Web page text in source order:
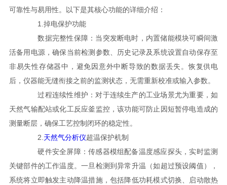
可靠性与易用性。以下是其核心功能的详细介绍：
1.掉电保护功能
数据完整性保障：当突发断电时，内置储能模块可瞬间激
活备用电源，确保当前检测参数、历史记录及系统设置自动保存至
非易失性存储器中，避免因意外中断导致的数据丢失。恢复供电
后，仪器能无缝衔接之前的监测状态，无需重新校准或输入参数。
过程连续性维护：对于连续生产的工业场景尤为重要，如
天然气输配站或化工反应釜监控，该功能可防止因短暂停电造成的
测量断层，确保工艺控制闭环的稳定性。
2. 天然气分析仪超温保护机制
硬件安全屏障：传感器模组配备温度感应探头，实时监测
关键部件的工作温度。一旦检测到异常升温（如超过预设阈值），
系统将立即触发主动降温措施，包括降低功耗模式切换、启动散热